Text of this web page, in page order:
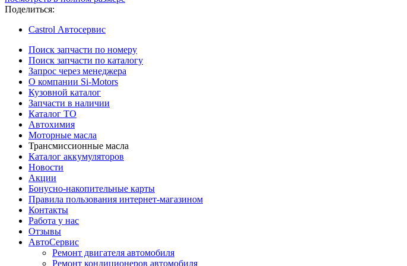
Поделиться:
Castrol Автосервис
Поиск запчасти по номеру
Поиск запчасти по каталогу
Запрос через менеджера
О компании Si-Motors
Кузовной каталог
Запчасти в наличии
Каталог ТО
Автохимия
Моторные масла
Трансмиссионные масла
Каталог аккумуляторов
Новости
Акции
Бонусно-накопительные карты
Правила пользования интернет-магазином
Контакты
Работа у нас
Отзывы
АвтоСервис
Ремонт двигателя автомобиля
Ремонт кондиционеров автомобиля